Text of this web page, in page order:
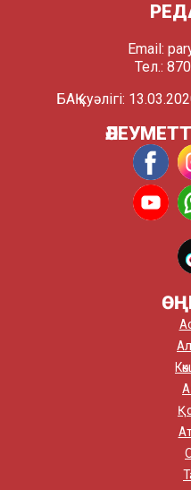
Email:
Тел.:
БАҚ куәлігі: